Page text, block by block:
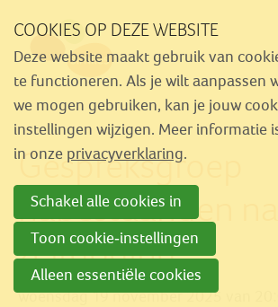
links
over
Spring
naar
navigatie
naar
hoofdinhoud
Gespreksgroep
nabestaanden na
zelfdoding
woensdag 19 november 2025 van
Aanbod
Nieuws
Activiteiten
Over Similes
Contact
Lid worden
COOKIES OP DEZE WEBSITE
Deze website maakt gebruik van
te functioneren. Als je wilt aanpassen
we mogen gebruiken, kan je jouw
instellingen wijzigen. Meer informatie
in onze privacyverklaring.
Schakel alle cookies in
Toon cookie-instellingen
Alleen essentiële cookies